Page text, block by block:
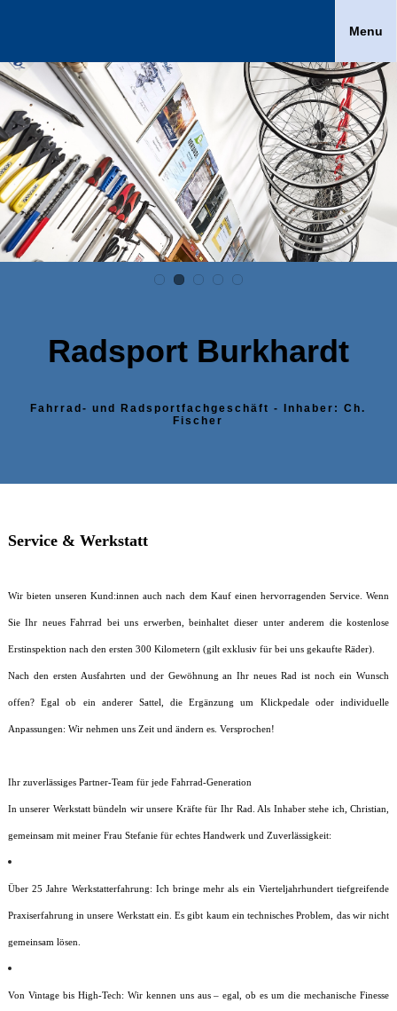
Menu
Radsport Burkhardt
Fahrrad- und Radsportfachgeschäft - Inhaber: Ch.
Fischer
Service & Werkstatt
Wir bieten unseren Kund:innen auch nach dem Kauf einen hervorragenden Service. Wenn
Sie Ihr neues Fahrrad bei uns erwerben, beinhaltet dieser unter anderem die kostenlose
Erstinspektion nach den ersten 300 Kilometern (gilt exklusiv für bei uns gekaufte Räder).
Nach den ersten Ausfahrten und der Gewöhnung an Ihr neues Rad ist noch ein Wunsch
offen? Egal ob ein anderer Sattel, die Ergänzung um Klickpedale oder individuelle
Anpassungen: Wir nehmen uns Zeit und ändern es. Versprochen!
Ihr zuverlässiges Partner-Team für jede Fahrrad-Generation
In unserer Werkstatt bündeln wir unsere Kräfte für Ihr Rad. Als Inhaber stehe ich, Christian,
gemeinsam mit meiner Frau Stefanie für echtes Handwerk und Zuverlässigkeit:
Über 25 Jahre Werkstatterfahrung: Ich bringe mehr als ein Vierteljahrhundert tiefgreifende
Praxiserfahrung in unsere Werkstatt ein. Es gibt kaum ein technisches Problem, das wir nicht
gemeinsam lösen.
Von Vintage bis High-Tech: Wir kennen uns aus – egal, ob es um die mechanische Finesse